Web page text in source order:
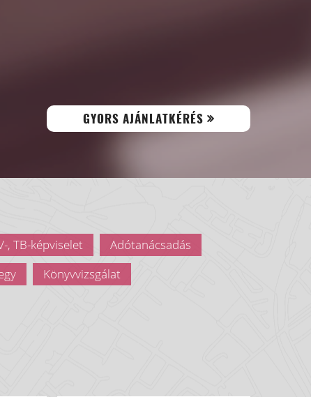
GYORS AJÁNLATKÉRÉS
, TB-képviselet
Adótanácsadás
Könyvvizsgálat